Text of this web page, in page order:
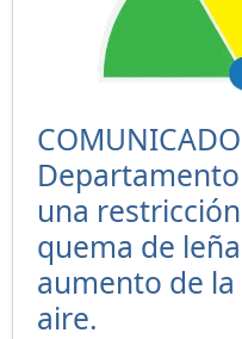
una
quema de
aumento de
aire.